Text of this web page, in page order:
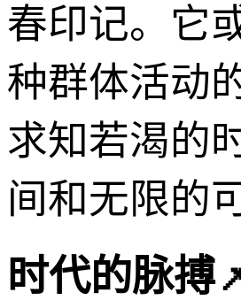
春印记。它
种群体活动
求知若渴的
间和无限的
时代的脉搏